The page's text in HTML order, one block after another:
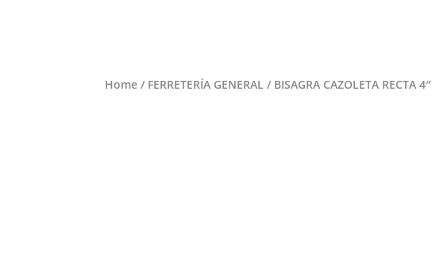
Home / FERRETERÍA GENERAL / BISAGRA CAZOLETA RECTA